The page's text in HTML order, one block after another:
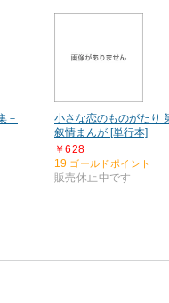
－
小さな恋のものがたり
叙情まんが [単行本]
￥628
19 ゴールドポイント
販売休止中です